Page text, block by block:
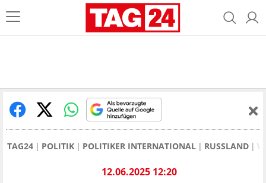
TAG24 POLITIK POLITIKER INTERNATIONAL RUSSLAND
12.06.2025 12:20